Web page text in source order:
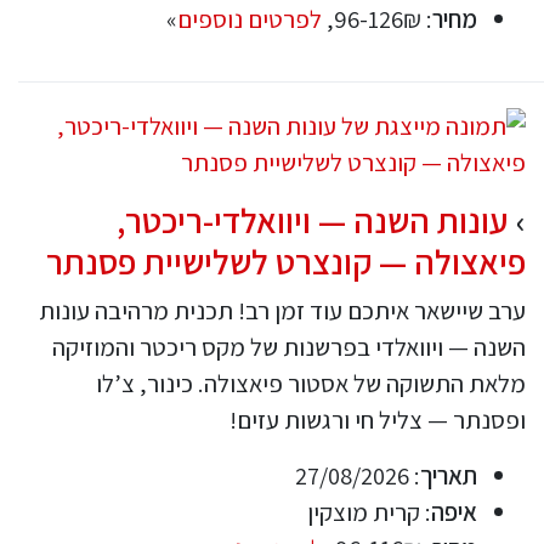
מחיר: 96-126₪, לפרטים נוספים»
עונות השנה — ויוואלדי-ריכטר,
פיאצולה — קונצרט לשלישיית פסנתר
ערב שיישאר איתכם עוד זמן רב! תכנית מרהיבה עונות
השנה — ויוואלדי בפרשנות של מקס ריכטר והמוזיקה
מלאת התשוקה של אסטור פיאצולה. כינור, צ’לו
ופסנתר — צליל חי ורגשות עזים!
תאריך: 27/08/2026
איפה: קרית מוצקין